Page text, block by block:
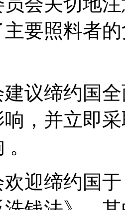
要照料者
议缔约国
，并立即
迎缔约国